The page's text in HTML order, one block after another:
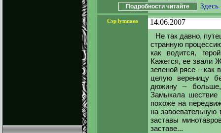
Подробности читайте Здесь
Сэр lymnaea
14.06.2007
Не так давно,
странную
как водится,
Кажется, ее звали
зеленой рясе – как
целую вереницу
дюжину –
Замыкала шествие
похоже на
на
заставы
заставе...